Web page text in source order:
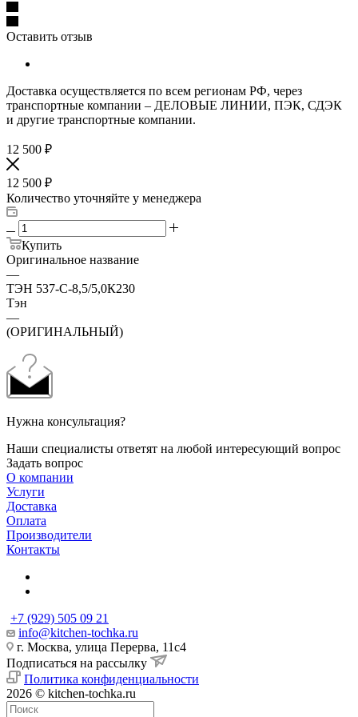
Оставить отзыв
Доставка осуществляется по всем регионам РФ, через
транспортные компании – ДЕЛОВЫЕ ЛИНИИ, ПЭК, СДЭК
и другие транспортные компании.
12 500 ₽
12 500 ₽
Количество уточняйте у менеджера
Купить
Оригинальное название
—
ТЭН 537-С-8,5/5,0К230
Тэн
—
(ОРИГИНАЛЬНЫЙ)
Нужна консультация?
Наши специалисты ответят на любой интересующий вопрос
Задать вопрос
О компании
Услуги
Доставка
Оплата
Производители
Контакты
+7 (929) 505 09 21
info@kitchen-tochka.ru
г. Москва, улица Перерва, 11с4
Подписаться на рассылку
Политика конфиденциальности
2026 © kitchen-tochka.ru